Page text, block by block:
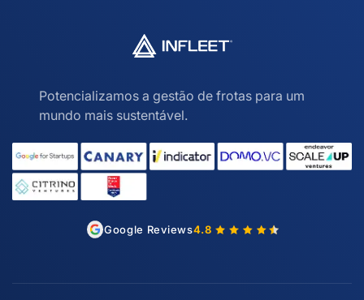
Potencializamos a gestão de frotas para um
mundo mais sustentável.
Google Reviews4.8